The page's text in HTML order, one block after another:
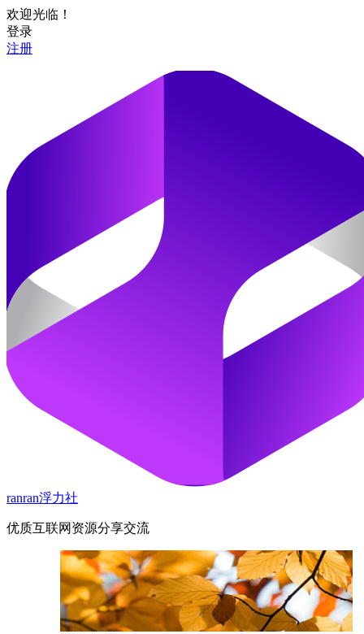
欢迎光临！
登录
注册
ranran浮力社
优质互联网资源分享交流